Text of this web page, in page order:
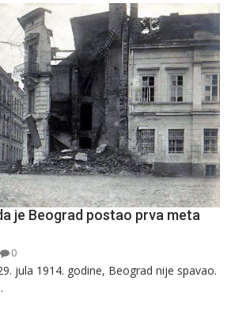
je Beograd postao prva meta
0
jula 1914. godine, Beograd nije spavao.